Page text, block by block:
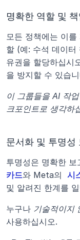
명확한 역할 및
모든 정책에는 이
할 (예: 수석 데이
유권을 할당하십시
을 방지할 수 있습
이 그룹들을 AI 작
크포인트로 생각하
문서화 및 투명성
투명성은 명확한
카드와 Meta의 시
및 알려진 한계를
누구나 기술적이지
사용하십시오.